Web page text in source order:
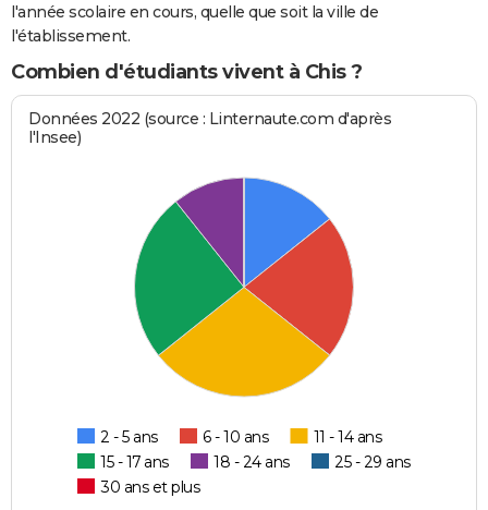
l'année scolaire en cours, quelle que soit la ville de
l'établissement.
Combien d'étudiants vivent à Chis ?
Données 2022 (source : Linternaute.com d'après
l'Insee)
2 - 5 ans 6 - 10 ans
11 - 14 ans
15 - 17 ans
18 - 24 ans
25 - 29 ans
30 ans et plus